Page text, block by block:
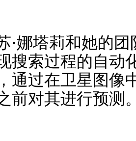
·娜塔莉和她的
搜索过程的自动
通过在卫星图像
前对其进行预测